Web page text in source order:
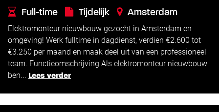
Full-time Tijdelijk
Amsterdam
€2.600 -€3.250
Elektromonteur nieuwbouw gezocht in Amsterdam en
omgeving! Werk fulltime in dagdienst, verdien €2.600 tot
€3.250 per maand en maak deel uit van een professioneel
team. Functieomschrijving Als elektromonteur nieuwbouw
ben... Lees verder